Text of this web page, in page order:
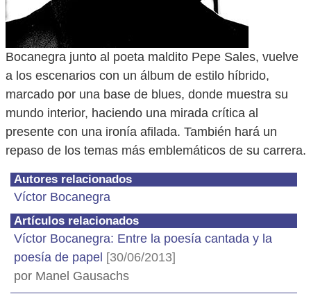
Bocanegra junto al poeta maldito Pepe Sales, vuelve
a los escenarios con un álbum de estilo híbrido,
marcado por una base de blues, donde muestra su
mundo interior, haciendo una mirada crítica al
presente con una ironía afilada. También hará un
repaso de los temas más emblemáticos de su carrera.
Autores relacionados
Víctor Bocanegra
Artículos relacionados
Víctor Bocanegra: Entre la poesía cantada y la
poesía de papel [30/06/2013]
por Manel Gausachs